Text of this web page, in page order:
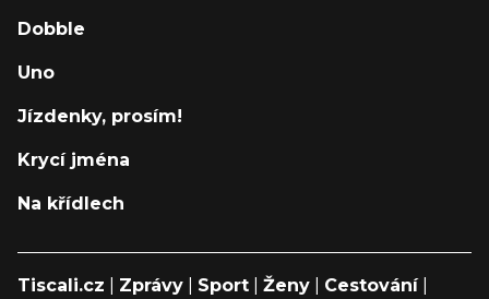
Dobble
Uno
Jízdenky, prosím!
Krycí jména
Na křídlech
Tiscali.cz Zprávy Sport Ženy Cestování|